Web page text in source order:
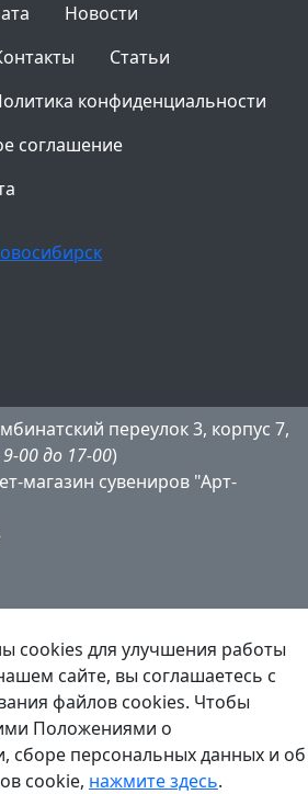
Новости
Статьи
конфиденциальности
соглашение
переулок 3, корпус 7,
00 до 17-00)
магазин сувениров "Арт-
cookies для улучшения работы
сайте, вы соглашаетесь с
файлов cookies. Чтобы
Положениями о
сборе персональных данных и об
cookie, нажмите здесь.